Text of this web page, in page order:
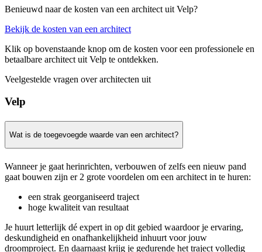
Benieuwd naar de kosten van een architect uit Velp?
Bekijk de kosten van een architect
Klik op bovenstaande knop om de kosten voor een professionele en
betaalbare architect uit Velp te ontdekken.
Veelgestelde vragen over architecten uit
Velp
Wat is de toegevoegde waarde van een architect?
Wanneer je gaat herinrichten, verbouwen of zelfs een nieuw pand
gaat bouwen zijn er 2 grote voordelen om een architect in te huren:
een strak georganiseerd traject
hoge kwaliteit van resultaat
Je huurt letterlijk dé expert in op dit gebied waardoor je ervaring,
deskundigheid en onafhankelijkheid inhuurt voor jouw
droomproject. En daarnaast krijg je gedurende het traject volledig